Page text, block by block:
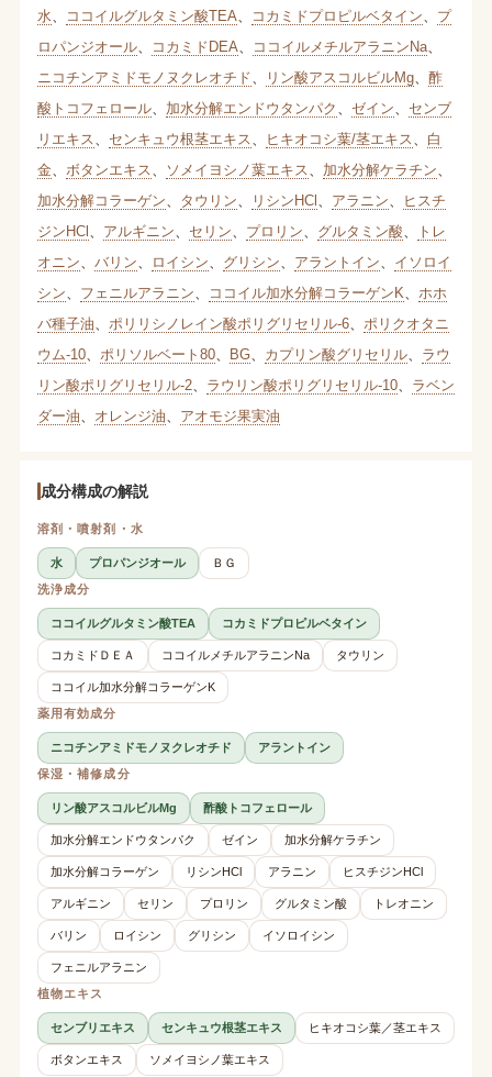
水 ココイルグルタミン酸TEA コカミドプロピルベタイン
プ
ロパンジオール、 コカミドDEA ココイルメチルアラニンNa、
ニコチンアミドモノヌクレオチド
リン酸アスコルビルMg、 酢
酸トコフェロール、 加水分解エンドウタンパク ゼイン
センブ
リエキス
センキュウ根茎エキス ヒキオコシ葉/茎エキス
白
金
ボタンエキス ソメイヨシノ葉エキス 加水分解ケラチン
加水分解コラーゲン
タウリン リシンHCl アラニン
ヒスチ
ジンHCl
アルギニン セリン プロリン グルタミン酸
トレ
オニン
バリン ロイシン グリシン アラントイン
イソロイ
シン
フェニルアラニン ココイル加水分解コラーゲンK
ホホ
バ種子油
ポリリシノレイン酸ポリグリセリル-6、 ポリクオタニ
ウム-10、 ポリソルベート80、 BG、 カプリン酸グリセリル、 ラウ
リン酸ポリグリセリル-2、 ラウリン酸ポリグリセリル-10、 ラベン
ダー油
オレンジ油 アオモジ果実油
成分構成の解説
溶剤・噴射剤・水
水 プロパンジオール
ＢＧ
洗浄成分
ココイルグルタミン酸TEA コカミドプロピルベタイン
コカミドＤＥＡ ココイルメチルアラニンNa タウリン
ココイル加水分解コラーゲンK
薬用有効成分
ニコチンアミドモノヌクレオチド
アラントイン
保湿・補修成分
リン酸アスコルビルMg 酢酸トコフェロール
加水分解エンドウタンパク ゼイン 加水分解ケラチン
加水分解コラーゲン リシンHCl アラニン ヒスチジンHCl
アルギニン セリン プロリン グルタミン酸 トレオニン
バリン ロイシン グリシン イソロイシン
フェニルアラニン
植物エキス
センブリエキス センキュウ根茎エキス ヒキオコシ葉／茎エキス
ボタンエキス
ソメイヨシノ葉エキス